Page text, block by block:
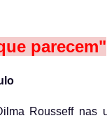
parecem"
Rousseff nas